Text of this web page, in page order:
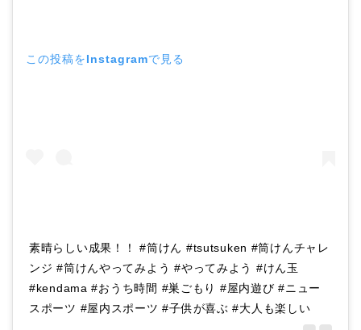
この投稿をInstagramで見る
素晴らしい成果！！ #筒けん #tsutsuken #筒けんチャレ
ンジ #筒けんやってみよう #やってみよう #けん玉
#kendama #おうち時間 #巣ごもり #屋内遊び #ニュー
スポーツ #屋内スポーツ #子供が喜ぶ #大人も楽しい